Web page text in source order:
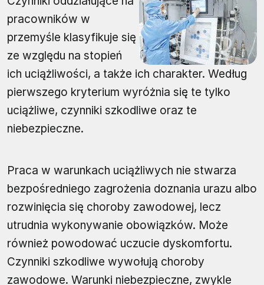
pracowników w
przemyśle klasyfikuje się
ze względu na stopień
ich uciążliwości, a także ich charakter. Według
pierwszego kryterium wyróżnia się te tylko
uciążliwe, czynniki szkodliwe oraz te
niebezpieczne.
Praca w warunkach uciążliwych nie stwarza
bezpośredniego zagrożenia doznania urazu albo
rozwinięcia się choroby zawodowej, lecz
utrudnia wykonywanie obowiązków. Może
również powodować uczucie dyskomfortu.
Czynniki szkodliwe wywołują choroby
zawodowe. Warunki niebezpieczne, zwykle